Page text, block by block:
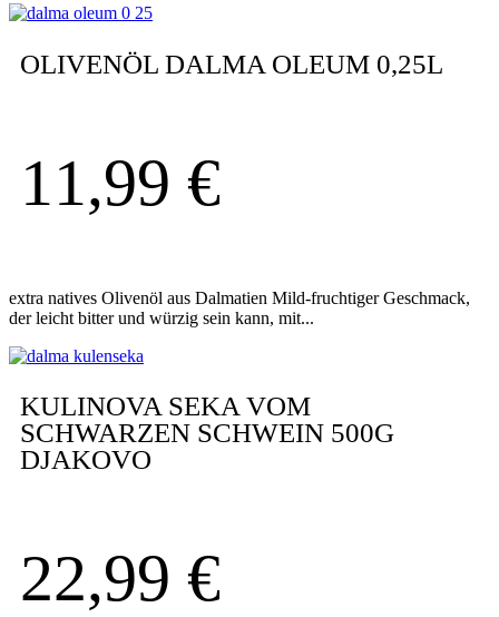
OLIVENÖL DALMA OLEUM 0,25L
11,99 €
extra natives Olivenöl aus Dalmatien Mild-fruchtiger Geschmack,
der leicht bitter und würzig sein kann, mit...
KULINOVA SEKA VOM
SCHWARZEN SCHWEIN 500G
DJAKOVO
22,99 €